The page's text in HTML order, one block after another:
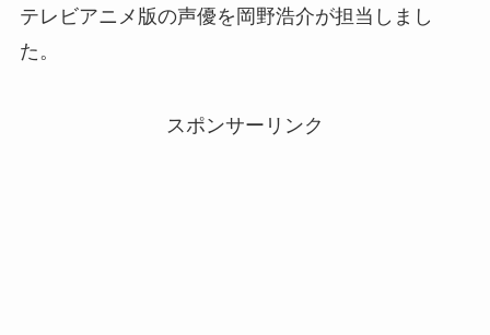
テレビアニメ版の声優を岡野浩介が担当しまし
た。
スポンサーリンク